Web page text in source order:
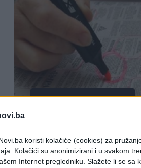
koristi kolačiće (cookies) za
Kolačići su anonimizirani i u svakom
Internet pregledniku. Slažete li se sa
BOSNA I HERCEGOVINA
U BiH SVE JE MOGUĆE:
zna da radi na